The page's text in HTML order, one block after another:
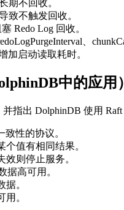
期不回收。
致不触发回收。
Redo Log 回收。
、
加启动读取耗时。
中的应用）
指出 DolphinDB 使用
性的协议。
值有相同结果。
则停止服务。
据高可用。
。
。